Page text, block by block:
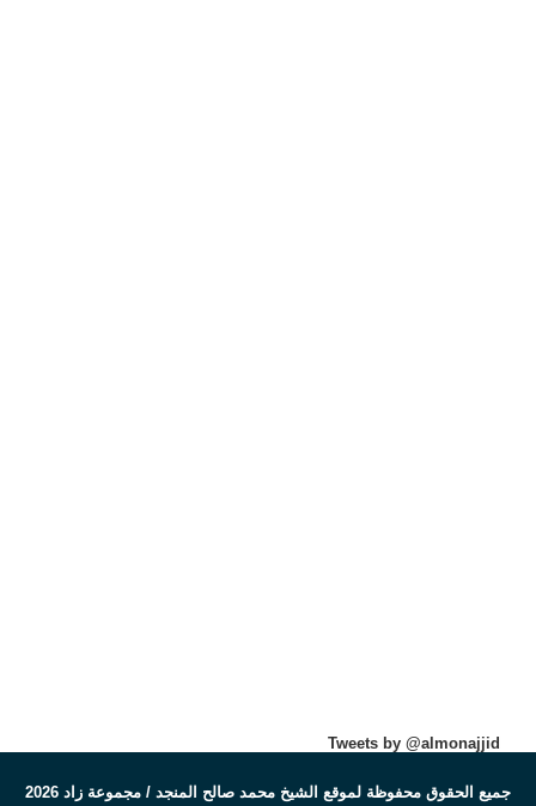
Tweets by @almonajjid
جميع الحقوق محفوظة لموقع الشيخ محمد صالح المنجد / مجموعة زاد 2026